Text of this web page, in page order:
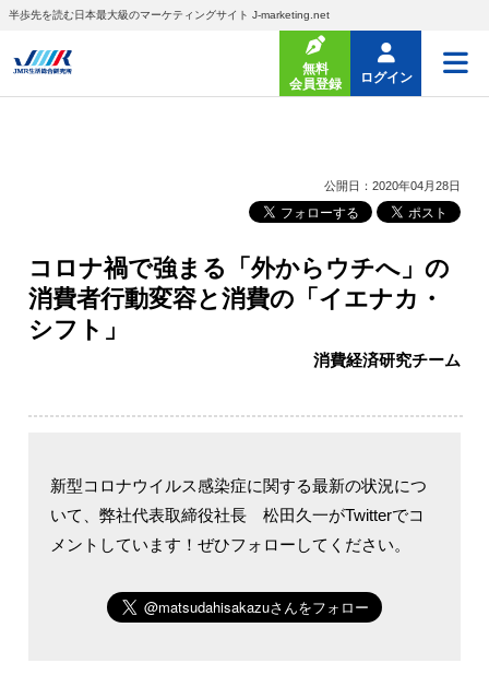
半歩先を読む日本最大級のマーケティングサイト J-marketing.net
無料
会員登録
ログイン
公開日：2020年04月28日
コロナ禍で強まる「外からウチへ」の
消費者行動変容と消費の「イエナカ・
シフト」
消費経済研究チーム
新型コロナウイルス感染症に関する最新の状況につ
いて、弊社代表取締役社長 松田久一がTwitterでコ
メントしています！ぜひフォローしてください。